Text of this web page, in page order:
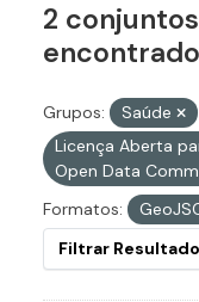
2
Grupos: Saúde
Licença Aberta
Open Data
Formatos:
Filtrar